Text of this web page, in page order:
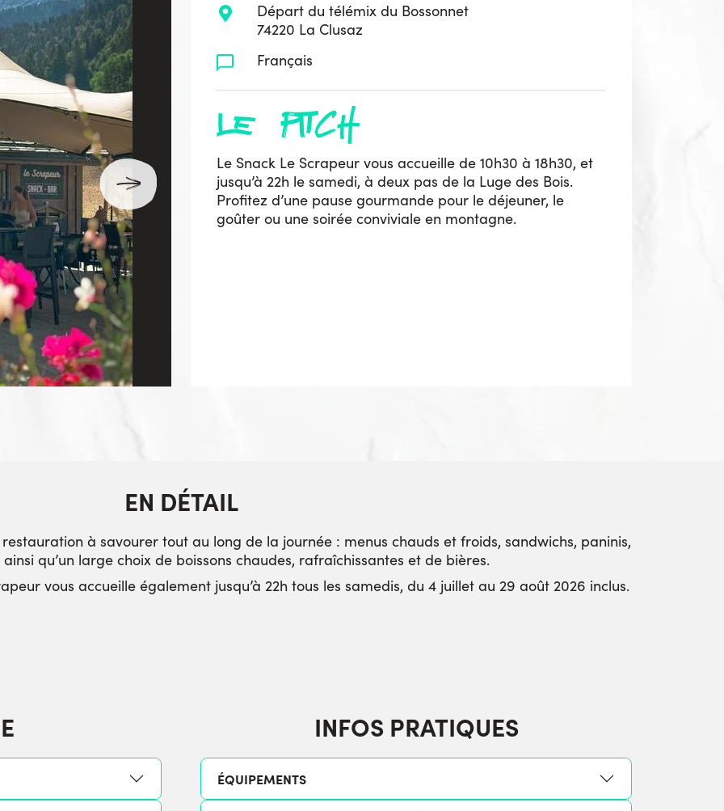
Départ du télémix du Bossonnet
74220 La Clusaz
Français
le pitch
Le Snack Le Scrapeur vous accueille de 10h30 à 18h30, et
jusqu’à 22h le samedi, à deux pas de la Luge des Bois.
Profitez d’une pause gourmande pour le déjeuner, le
goûter ou une soirée conviviale en montagne.
EN DÉTAIL
à savourer tout au long de la journée : menus chauds et froids, sandwichs, paninis,
qu’un large choix de boissons chaudes, rafraîchissantes et de bières.
vous accueille également jusqu’à 22h tous les samedis, du 4 juillet au 29 août 2026 inclus.
INFOS PRATIQUES
ÉQUIPEMENTS